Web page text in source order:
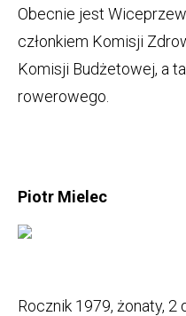
Obecnie jest
członkiem Komisji
Komisji Budżetowej, a
rowerowego.
Piotr Mielec
Rocznik 1979, żonaty, 2